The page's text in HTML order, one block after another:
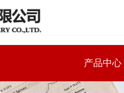
产品中心